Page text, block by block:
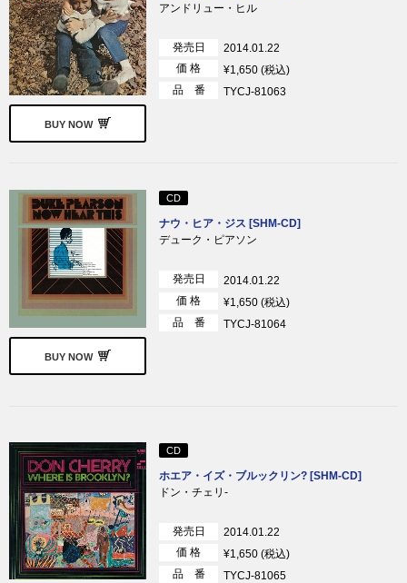
BUY NOW
アンドリュー・ヒル
発売日
2014.01.22
価 格
¥1,650 (税込)
品 番
TYCJ-81063
BUY NOW
CD
ナウ・ヒア・ジス [SHM-CD]
デューク・ピアソン
発売日
2014.01.22
価 格
¥1,650 (税込)
品 番
TYCJ-81064
CD
ホエア・イズ・ブルックリン? [SHM-CD]
ドン・チェリ-
発売日
2014.01.22
価 格
¥1,650 (税込)
品 番
TYCJ-81065